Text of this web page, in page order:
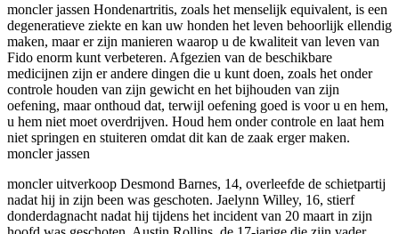
moncler jassen Hondenartritis, zoals het menselijk equivalent, is een
degeneratieve ziekte en kan uw honden het leven behoorlijk ellendig
maken, maar er zijn manieren waarop u de kwaliteit van leven van
Fido enorm kunt verbeteren. Afgezien van de beschikbare
medicijnen zijn er andere dingen die u kunt doen, zoals het onder
controle houden van zijn gewicht en het bijhouden van zijn
oefening, maar onthoud dat, terwijl oefening goed is voor u en hem,
u hem niet moet overdrijven. Houd hem onder controle en laat hem
niet springen en stuiteren omdat dit kan de zaak erger maken.
moncler jassen
moncler uitverkoop Desmond Barnes, 14, overleefde de schietpartij
nadat hij in zijn been was geschoten. Jaelynn Willey, 16, stierf
donderdagnacht nadat hij tijdens het incident van 20 maart in zijn